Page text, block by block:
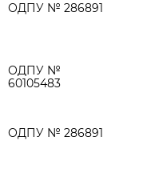
ОДПУ № 286891
ОДПУ №
60105483
ОДПУ № 286891